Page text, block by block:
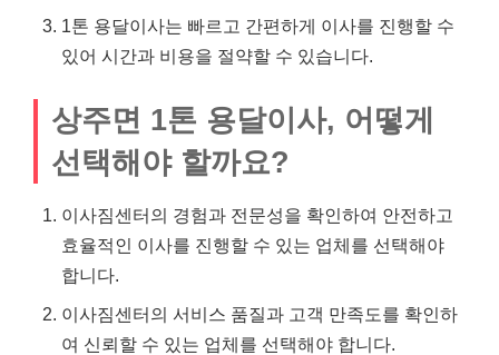
1톤 용달이사는 빠르고 간편하게 이사를 진행할 수
있어 시간과 비용을 절약할 수 있습니다.
상주면 1톤 용달이사, 어떻게
선택해야 할까요?
이사짐센터의 경험과 전문성을 확인하여 안전하고
효율적인 이사를 진행할 수 있는 업체를 선택해야
합니다.
이사짐센터의 서비스 품질과 고객 만족도를 확인하
여 신뢰할 수 있는 업체를 선택해야 합니다.